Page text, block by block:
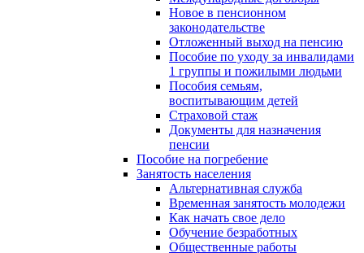
Новое в пенсионном
законодательстве
Отложенный выход на пенсию
Пособие по уходу за инвалидами
1 группы и пожилыми людьми
Пособия семьям,
воспитывающим детей
Страховой стаж
Документы для назначения
пенсии
Пособие на погребение
Занятость населения
Альтернативная служба
Временная занятость молодежи
Как начать свое дело
Обучение безработных
Общественные работы